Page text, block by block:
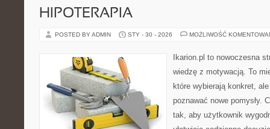
HIPOTERAPIA
POSTED BY ADMIN STY - 30 - 2026 MOŻLIWOŚĆ
Ikarion.pl to nowoczesna
wiedzę z motywacją. To
które wybierają konkret,
poznawać nowe pomysły.
tak, aby użytkownik